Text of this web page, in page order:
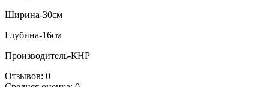
Ширина-30см
Глубина-16см
Производитель-КНР
Отзывов: 0